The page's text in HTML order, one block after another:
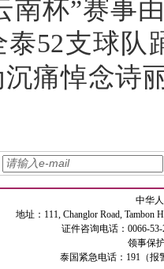
南杯”赛事
52支球队
痛悼念诗
中华
地址：111, Changlor Road, Tambon
证件咨询电话：0066-
领事保
泰国紧急电话：191（报